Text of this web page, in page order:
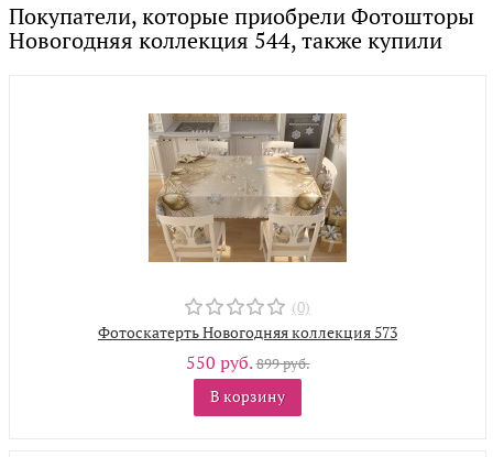
Покупатели, которые приобрели Фотошторы
Новогодняя коллекция 544, также купили
(0)
Фотоскатерть Новогодняя коллекция 573
550 руб.899 руб.
В корзину